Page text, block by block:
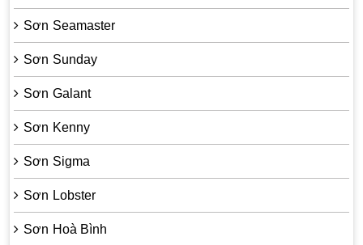
Sơn Seamaster
Sơn Sunday
Sơn Galant
Sơn Kenny
Sơn Sigma
Sơn Lobster
Sơn Hoà Bình